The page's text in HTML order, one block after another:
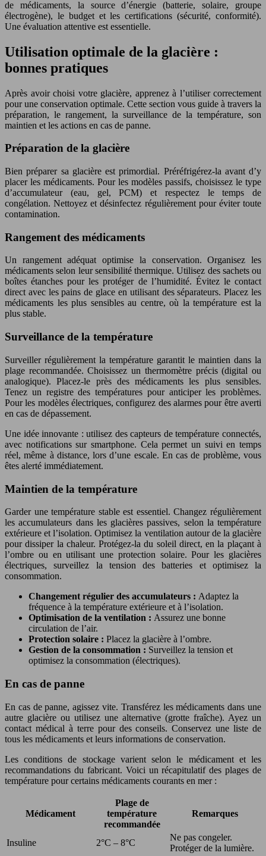
de médicaments, la source d’énergie (batterie, solaire, groupe
électrogène), le budget et les certifications (sécurité, conformité).
Une évaluation attentive est essentielle.
Utilisation optimale de la glacière :
bonnes pratiques
Après avoir choisi votre glacière, apprenez à l’utiliser correctement
pour une conservation optimale. Cette section vous guide à travers la
préparation, le rangement, la surveillance de la température, son
maintien et les actions en cas de panne.
Préparation de la glacière
Bien préparer sa glacière est primordial. Préréfrigérez-la avant d’y
placer les médicaments. Pour les modèles passifs, choisissez le type
d’accumulateur (eau, gel, PCM) et respectez le temps de
congélation. Nettoyez et désinfectez régulièrement pour éviter toute
contamination.
Rangement des médicaments
Un rangement adéquat optimise la conservation. Organisez les
médicaments selon leur sensibilité thermique. Utilisez des sachets ou
boîtes étanches pour les protéger de l’humidité. Évitez le contact
direct avec les pains de glace en utilisant des séparateurs. Placez les
médicaments les plus sensibles au centre, où la température est la
plus stable.
Surveillance de la température
Surveiller régulièrement la température garantit le maintien dans la
plage recommandée. Choisissez un thermomètre précis (digital ou
analogique). Placez-le près des médicaments les plus sensibles.
Tenez un registre des températures pour anticiper les problèmes.
Pour les modèles électriques, configurez des alarmes pour être averti
en cas de dépassement.
Une idée innovante : utilisez des capteurs de température connectés,
avec notifications sur smartphone. Cela permet un suivi en temps
réel, même à distance, lors d’une escale. En cas de problème, vous
êtes alerté immédiatement.
Maintien de la température
Garder une température stable est essentiel. Changez régulièrement
les accumulateurs dans les glacières passives, selon la température
extérieure et l’isolation. Optimisez la ventilation autour de la glacière
pour dissiper la chaleur. Protégez-la du soleil direct, en la plaçant à
l’ombre ou en utilisant une protection solaire. Pour les glacières
électriques, surveillez la tension des batteries et optimisez la
consommation.
Changement régulier des accumulateurs : Adaptez la
fréquence à la température extérieure et à l’isolation.
Optimisation de la ventilation : Assurez une bonne
circulation de l’air.
Protection solaire : Placez la glacière à l’ombre.
Gestion de la consommation : Surveillez la tension et
optimisez la consommation (électriques).
En cas de panne
En cas de panne, agissez vite. Transférez les médicaments dans une
autre glacière ou utilisez une alternative (grotte fraîche). Ayez un
contact médical à terre pour des conseils. Conservez une liste de
tous les médicaments et leurs informations de conservation.
Les conditions de stockage varient selon le médicament et les
recommandations du fabricant. Voici un récapitulatif des plages de
température pour certains médicaments courants en mer :
Médicament
Plage de
température
recommandée
Remarques
Insuline 2°C – 8°C
Ne pas congeler.
Protéger de la lumière.